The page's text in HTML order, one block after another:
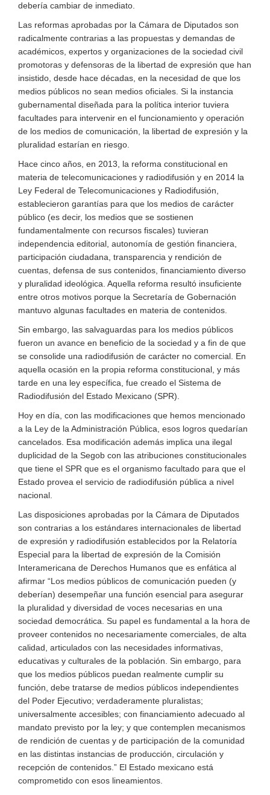
debería cambiar de inmediato.
Las reformas aprobadas por la Cámara de Diputados son
radicalmente contrarias a las propuestas y demandas de
académicos, expertos y organizaciones de la sociedad civil
promotoras y defensoras de la libertad de expresión que han
insistido, desde hace décadas, en la necesidad de que los
medios públicos no sean medios oficiales. Si la instancia
gubernamental diseñada para la política interior tuviera
facultades para intervenir en el funcionamiento y operación
de los medios de comunicación, la libertad de expresión y la
pluralidad estarían en riesgo.
Hace cinco años, en 2013, la reforma constitucional en
materia de telecomunicaciones y radiodifusión y en 2014 la
Ley Federal de Telecomunicaciones y Radiodifusión,
establecieron garantías para que los medios de carácter
público (es decir, los medios que se sostienen
fundamentalmente con recursos fiscales) tuvieran
independencia editorial, autonomía de gestión financiera,
participación ciudadana, transparencia y rendición de
cuentas, defensa de sus contenidos, financiamiento diverso
y pluralidad ideológica. Aquella reforma resultó insuficiente
entre otros motivos porque la Secretaría de Gobernación
mantuvo algunas facultades en materia de contenidos.
Sin embargo, las salvaguardas para los medios públicos
fueron un avance en beneficio de la sociedad y a fin de que
se consolide una radiodifusión de carácter no comercial. En
aquella ocasión en la propia reforma constitucional, y más
tarde en una ley específica, fue creado el Sistema de
Radiodifusión del Estado Mexicano (SPR).
Hoy en día, con las modificaciones que hemos mencionado
a la Ley de la Administración Pública, esos logros quedarían
cancelados. Esa modificación además implica una ilegal
duplicidad de la Segob con las atribuciones constitucionales
que tiene el SPR que es el organismo facultado para que el
Estado provea el servicio de radiodifusión pública a nivel
nacional.
Las disposiciones aprobadas por la Cámara de Diputados
son contrarias a los estándares internacionales de libertad
de expresión y radiodifusión establecidos por la Relatoría
Especial para la libertad de expresión de la Comisión
Interamericana de Derechos Humanos que es enfática al
afirmar “Los medios públicos de comunicación pueden (y
deberían) desempeñar una función esencial para asegurar
la pluralidad y diversidad de voces necesarias en una
sociedad democrática. Su papel es fundamental a la hora de
proveer contenidos no necesariamente comerciales, de alta
calidad, articulados con las necesidades informativas,
educativas y culturales de la población. Sin embargo, para
que los medios públicos puedan realmente cumplir su
función, debe tratarse de medios públicos independientes
del Poder Ejecutivo; verdaderamente pluralistas;
universalmente accesibles; con financiamiento adecuado al
mandato previsto por la ley; y que contemplen mecanismos
de rendición de cuentas y de participación de la comunidad
en las distintas instancias de producción, circulación y
recepción de contenidos.” El Estado mexicano está
comprometido con esos lineamientos.